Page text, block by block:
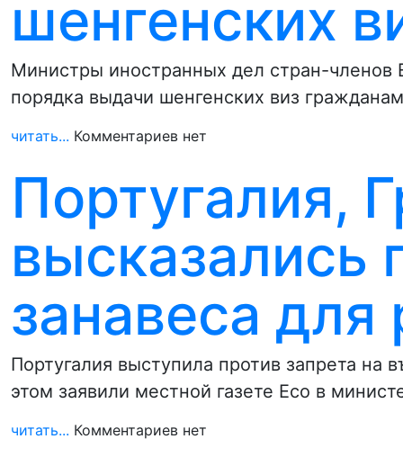
шенгенских
Министры иностранных дел стран-
порядка выдачи шенгенских виз
читать... Комментариев нет
Португалия,
высказались
занавеса для
Португалия выступила против запрета на
этом заявили местной газете Eco в
читать... Комментариев нет